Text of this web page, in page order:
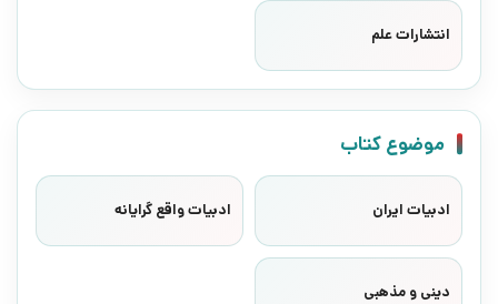
انتشارات علم
موضوع کتاب
ادبیات ایران ادبیات واقع گرایانه
دینی و مذهبی